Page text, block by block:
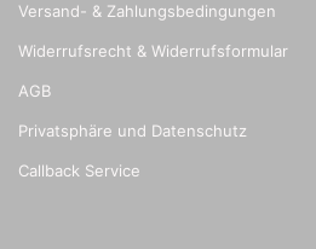
Versand- & Zahlungsbedingungen
Widerrufsrecht & Widerrufsformular
AGB
Privatsphäre und Datenschutz
Callback Service